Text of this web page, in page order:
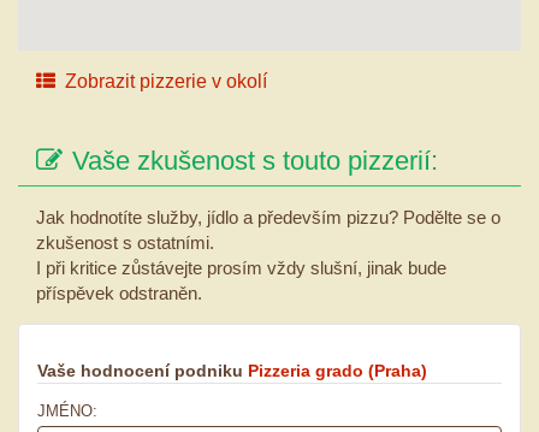
Zobrazit pizzerie v okolí
Vaše zkušenost s touto pizzerií:
Jak hodnotíte služby, jídlo a především pizzu? Podělte se o
zkušenost s ostatními.
I při kritice zůstávejte prosím vždy slušní, jinak bude
příspěvek odstraněn.
Vaše hodnocení podniku Pizzeria grado (Praha)
JMÉNO: